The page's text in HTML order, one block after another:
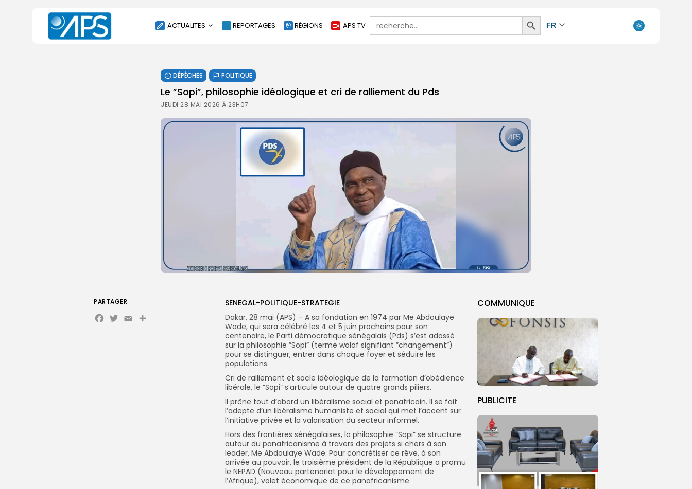
ACTUALITES
SOCIÉTÉ
ÉCONOMIE
CULTURE
SPORT
REPORTAGES RÉGIONS APS TV
Search
for:
Search
Button
FR
DÉPÊCHES POLITIQUE
Le ”Sopi”, philosophie idéologique et cri de ralliement du Pds
JEUDI 28 MAI 2026 À 23H07
COMMUNIQUE
PUBLICITE
SENEGAL-POLITIQUE-STRATEGIE
Dakar, 28 mai (APS) – A sa fondation en 1974 par Me Abdoulaye
Wade, qui sera célébré les 4 et 5 juin prochains pour son
centenaire, le Parti démocratique sénégalais (Pds) s’est adossé
sur la philosophie ”Sopi” (terme wolof signifiant ”changement”)
pour se distinguer, entrer dans chaque foyer et séduire les
populations.
Cri de ralliement et socle idéologique de la formation d’obédience
libérale, le ”Sopi” s’articule autour de quatre grands piliers.
Il prône tout d’abord un libéralisme social et panafricain. Il se fait
l’adepte d’un libéralisme humaniste et social qui met l’accent sur
l’initiative privée et la valorisation du secteur informel.
Hors des frontières sénégalaises, la philosophie ”Sopi” se structure
autour du panafricanisme à travers des projets si chers à son
leader, Me Abdoulaye Wade. Pour concrétiser ce rêve, à son
arrivée au pouvoir, le troisième président de la République a promu
le NEPAD (Nouveau partenariat pour le développement de
l’Afrique), volet économique de ce panafricanisme.
PARTAGER
Facebook
Twitter
Email